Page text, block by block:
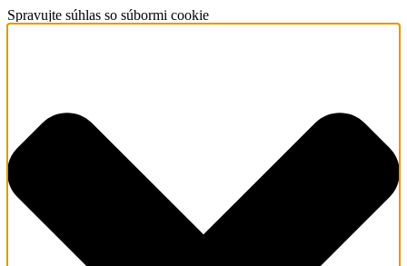
Spravujte súhlas so súbormi cookie